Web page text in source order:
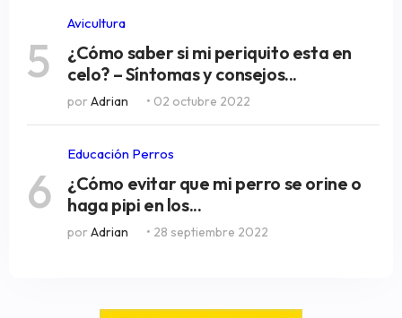
5
Avicultura
¿Cómo saber si mi periquito esta en
celo? – Síntomas y consejos...
por Adrian • 02 octubre 2022
6
Educación Perros
¿Cómo evitar que mi perro se orine o
haga pipi en los...
por Adrian • 28 septiembre 2022